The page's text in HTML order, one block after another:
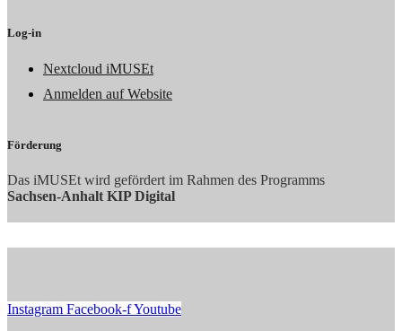
Log-in
Nextcloud iMUSEt
Anmelden auf Website
Förderung
Das iMUSEt wird gefördert im Rahmen des Programms
Sachsen-Anhalt KIP Digital
Instagram Facebook-fYoutube